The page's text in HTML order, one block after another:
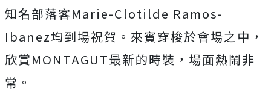
知名部落客Marie-Clotilde Ramos-
Ibanez均到場祝賀。來賓穿梭於會場之中，
欣賞MONTAGUT最新的時裝，場面熱鬧非
常。